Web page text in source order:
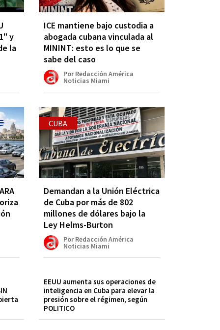
y
la
ICE mantiene bajo custodia a
abogada cubana vinculada al
MININT: esto es lo que se
sabe del caso
Por Redacción América
Noticias Miami
CUBA
Demandan a la Unión Eléctrica
de Cuba por más de 802
millones de dólares bajo la
Ley Helms-Burton
Por Redacción América
Noticias Miami
EEUU aumenta sus operaciones de
inteligencia en Cuba para elevar la
presión sobre el régimen, según
POLITICO